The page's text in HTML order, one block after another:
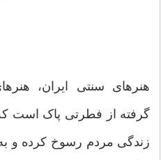
هنرهای سنتی ایران،
گرفته از فطرتی پاک است
زندگی مردم رسوخ کرده و